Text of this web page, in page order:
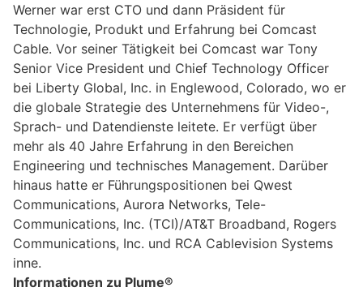
Werner war erst CTO und dann Präsident für
Technologie, Produkt und Erfahrung bei Comcast
Cable. Vor seiner Tätigkeit bei Comcast war Tony
Senior Vice President und Chief Technology Officer
bei Liberty Global, Inc. in Englewood, Colorado, wo er
die globale Strategie des Unternehmens für Video-,
Sprach- und Datendienste leitete. Er verfügt über
mehr als 40 Jahre Erfahrung in den Bereichen
Engineering und technisches Management. Darüber
hinaus hatte er Führungspositionen bei Qwest
Communications, Aurora Networks, Tele-
Communications, Inc. (TCI)/AT&T Broadband, Rogers
Communications, Inc. und RCA Cablevision Systems
inne.
Informationen zu Plume®